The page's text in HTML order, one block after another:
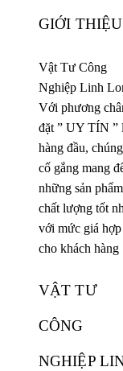
GIỚI THIỆU
Vật Tư Công
Nghiệp Linh
Với phương
đặt ” UY TÍN ”
hàng đầu,
cố gắng mang
những sản phẩm
chất lượng tốt
với mức giá
cho khách hàng
VẬT TƯ
CÔNG
NGHIỆP